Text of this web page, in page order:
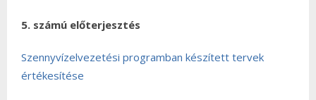
5. számú előterjesztés
Szennyvízelvezetési programban készített tervek
értékesítése